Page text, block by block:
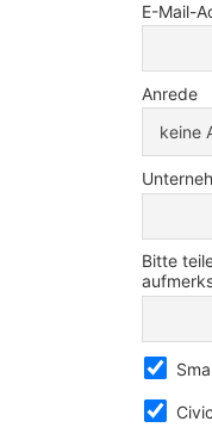
E-Mail-
Anrede
Bitte